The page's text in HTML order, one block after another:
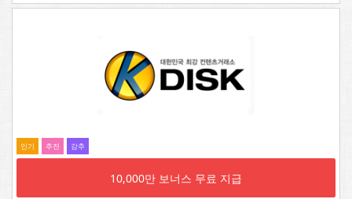
인기 추전 강추
10,000만 보너스 무료 지급